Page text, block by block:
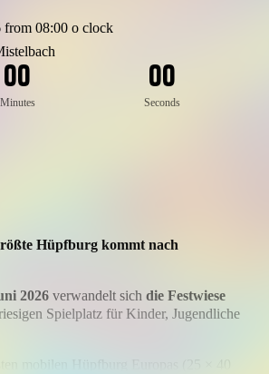
from 08:00 o clock
00
Minutes
00
Seconds
Hüpfburg kommt nach
2026 verwandelt sich die Festwiese
Spielplatz für Kinder, Jugendliche